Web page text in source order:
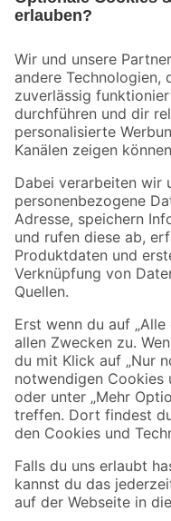
Der toom Newsletter: Keine
Zur Newsletter
Folge uns
Zahlungsarten
Sicher einkaufen
Jetzt die toom-App
Alle Preisangaben in EUR inkl.
Umständen nicht in allen Märkten